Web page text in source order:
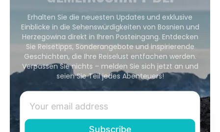
Erhalten Sie die neuesten Updates und exklusive
Einblicke in die Sehenswürdigkeiten von Bosnien und
Herzegowina direkt in Ihren Posteingang. Entdecken
Sie Reisetipps, Sonderangebote und inspirierende
Geschichten, die Ihre Reiselust entfachen werden.
Verpassen Sie nichts – melden Sie sich jetzt an und
seien Sie Teil jedes Abenteuers!